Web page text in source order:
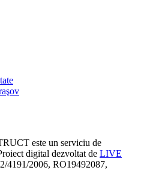
este un serviciu de
digital dezvoltat de LIVE
4191/2006, RO19492087,